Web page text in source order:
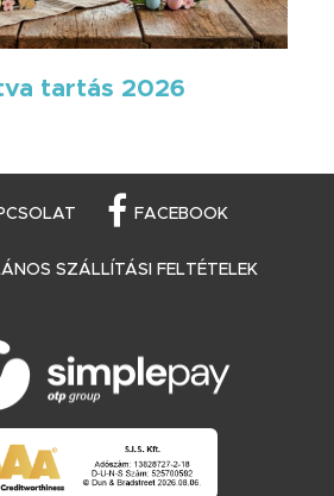
tartás 2026
FACEBOOK
SZÁLLÍTÁSI FELTÉTELEK